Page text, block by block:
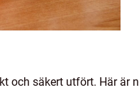
och säkert utfört. Här är